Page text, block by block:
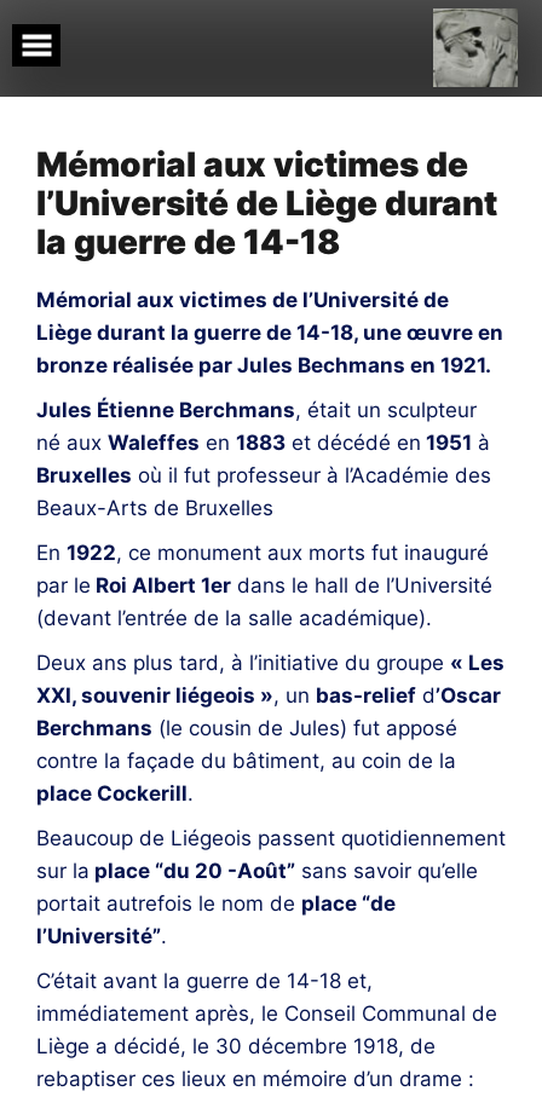
to
content
Mémorial aux victimes de
l’Université de Liège durant
la guerre de 14-18
Mémorial aux victimes de l’Université de
Liège durant la guerre de 14-18, une œuvre en
bronze réalisée par Jules Bechmans en 1921.
Jules Étienne Berchmans, était un sculpteur
né aux Waleffes en 1883 et décédé en 1951 à
Bruxelles où il fut professeur à l’Académie des
Beaux-Arts de Bruxelles
En 1922, ce monument aux morts fut inauguré
par le Roi Albert 1er dans le hall de l’Université
(devant l’entrée de la salle académique).
Deux ans plus tard, à l’initiative du groupe « Les
XXI, souvenir liégeois », un bas-relief d’Oscar
Berchmans (le cousin de Jules) fut apposé
contre la façade du bâtiment, au coin de la
place Cockerill.
Beaucoup de Liégeois passent quotidiennement
sur la place “du 20 -Août” sans savoir qu’elle
portait autrefois le nom de place “de
l’Université”.
C’était avant la guerre de 14-18 et,
immédiatement après, le Conseil Communal de
Liège a décidé, le 30 décembre 1918, de
rebaptiser ces lieux en mémoire d’un drame :